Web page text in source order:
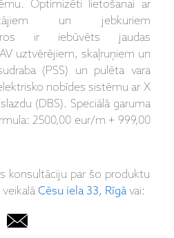
Optimizēti lietošanai ar
un jebkuriem
ir iebūvēts jaudas
uztvērējiem, skaļruņiem un
(PSS) un pulēta vara
nobīdes sistēmu ar X
(DBS). Speciālā garuma
2500,00 eur/m + 999,00
konsultāciju par šo produktu
Cēsu iela 33, Rīgāvai: